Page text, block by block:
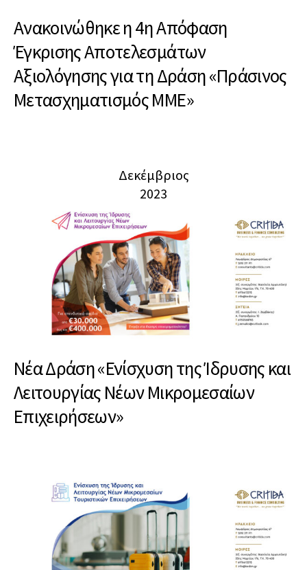
Ανακοινώθηκε η 4η Απόφαση
Έγκρισης Αποτελεσμάτων
Αξιολόγησης για τη Δράση «Πράσινος
Μετασχηματισμός ΜΜΕ»
Δεκέμβριος
2023
Nέα Δράση «Ενίσχυση της Ίδρυσης και
Λειτουργίας Νέων Μικρομεσαίων
Επιχειρήσεων»